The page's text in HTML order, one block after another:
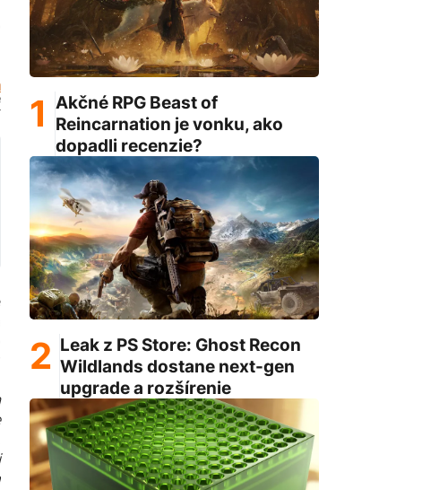
Akčné RPG Beast of
Reincarnation je vonku, ako
dopadli recenzie?
Leak z PS Store: Ghost Recon
Wildlands dostane next-gen
upgrade a rozšírenie